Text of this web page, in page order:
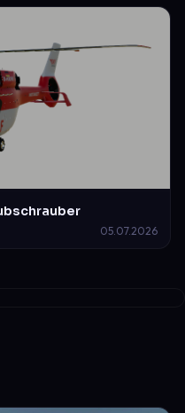
05.07.2026